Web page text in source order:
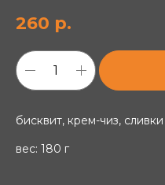
260 р.
бисквит, крем-чиз, сливки
вес: 180 г